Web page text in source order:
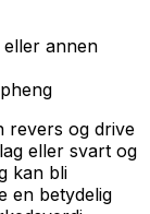
annen
revers og drive
eller svart og
kan bli
en betydelig